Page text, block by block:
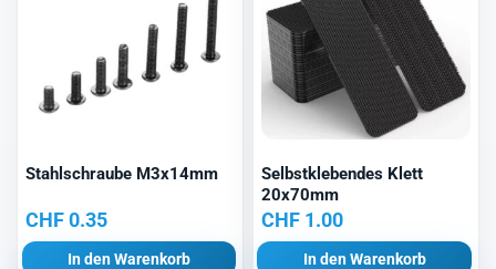
Stahlschraube M3x14mm
CHF0.35
In den Warenkorb
Selbstklebendes Klett
20x70mm
CHF1.00
In den Warenkorb